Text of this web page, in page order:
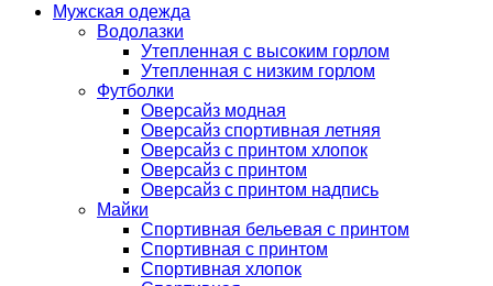
Мужская одежда
Водолазки
Утепленная с высоким горлом
Утепленная с низким горлом
Футболки
Оверсайз модная
Оверсайз спортивная летняя
Оверсайз с принтом хлопок
Оверсайз с принтом
Оверсайз с принтом надпись
Майки
Спортивная бельевая с принтом
Спортивная с принтом
Спортивная хлопок